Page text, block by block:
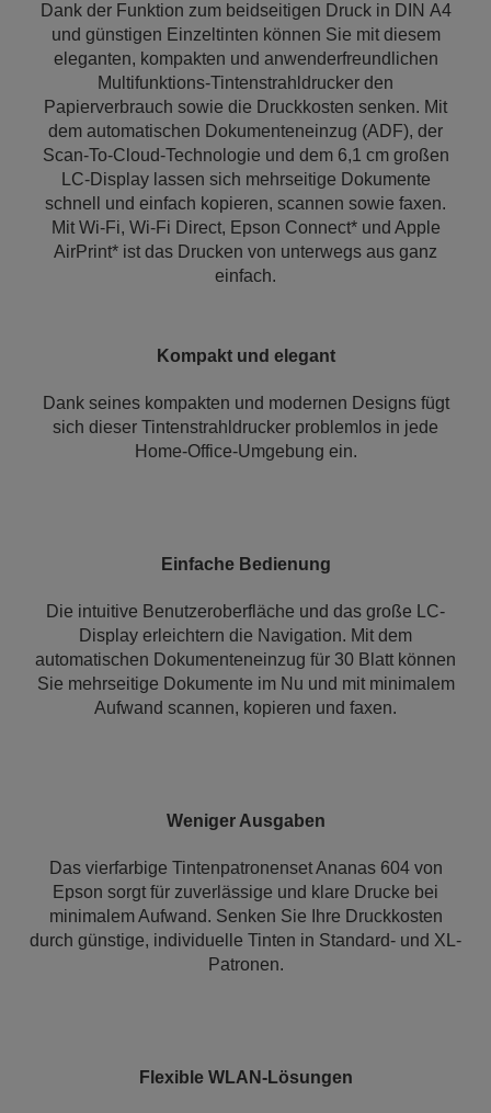
Dank der Funktion zum beidseitigen Druck in DIN A4
und günstigen Einzeltinten können Sie mit diesem
eleganten, kompakten und anwenderfreundlichen
Multifunktions-Tintenstrahldrucker den
Papierverbrauch sowie die Druckkosten senken. Mit
dem automatischen Dokumenteneinzug (ADF), der
Scan-To-Cloud-Technologie und dem 6,1 cm großen
LC-Display lassen sich mehrseitige Dokumente
schnell und einfach kopieren, scannen sowie faxen.
Mit Wi-Fi, Wi-Fi Direct, Epson Connect* und Apple
AirPrint* ist das Drucken von unterwegs aus ganz
einfach.
Kompakt und elegant
Dank seines kompakten und modernen Designs fügt
sich dieser Tintenstrahldrucker problemlos in jede
Home-Office-Umgebung ein.
Einfache Bedienung
Die intuitive Benutzeroberfläche und das große LC-
Display erleichtern die Navigation. Mit dem
automatischen Dokumenteneinzug für 30 Blatt können
Sie mehrseitige Dokumente im Nu und mit minimalem
Aufwand scannen, kopieren und faxen.
Weniger Ausgaben
Das vierfarbige Tintenpatronenset Ananas 604 von
Epson sorgt für zuverlässige und klare Drucke bei
minimalem Aufwand. Senken Sie Ihre Druckkosten
durch günstige, individuelle Tinten in Standard- und XL-
Patronen.
Flexible WLAN-Lösungen